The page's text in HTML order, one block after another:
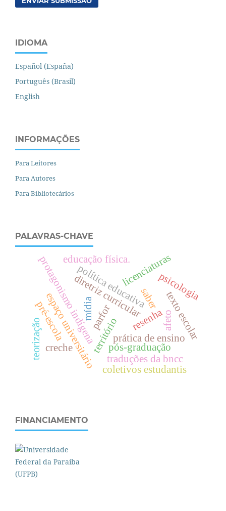
IDIOMA
Español (España)
Português (Brasil)
English
INFORMAÇÕES
Para Leitores
Para Autores
Para Bibliotecários
PALAVRAS-CHAVE
resenha
território
diretriz curricular
prática de ensino
texto escolar
espaço universitário pós-graduação
protagonismo indígena saber
política educativa
mídia
licenciaturas
parfor
educação física.
pré-escola
creche
psicologia
traduções da bncc
coletivos estudantis
teorização afeto
FINANCIAMENTO